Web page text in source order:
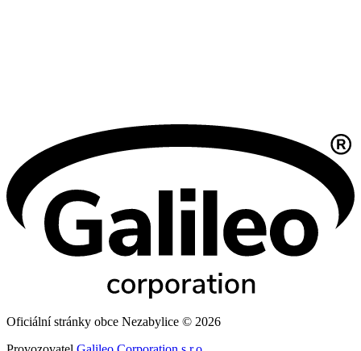
Oficiální stránky obce Nezabylice © 2026